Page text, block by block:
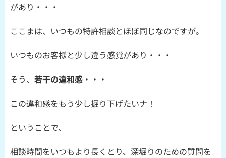
があり・・・
ここまは、いつもの特許相談とほぼ同じなのですが。
いつものお客様と少し違う感覚があり・・・
そう、 若干の違和感 ・・・
この違和感をもう少し掘り下げたいナ！
ということで、
相談時間をいつもより長くとり、深堀りのための質問を